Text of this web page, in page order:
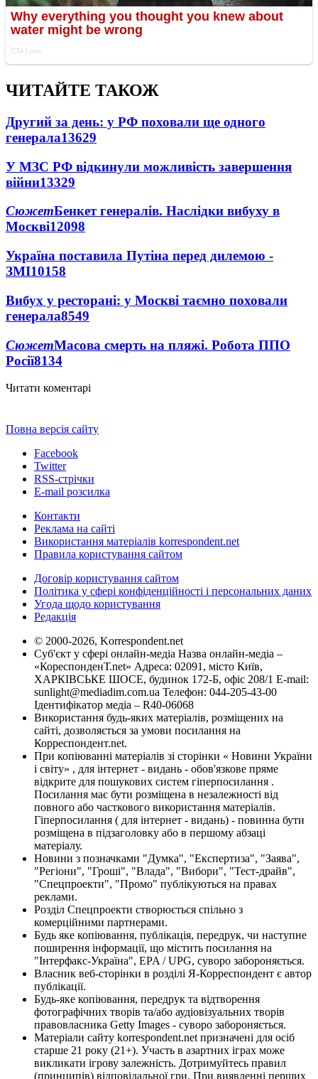
ЧИТАЙТЕ ТАКОЖ
Другий за день: у РФ поховали ще одного
генерала13629
У МЗС РФ відкинули можливість завершення
війни13329
СюжетБенкет генералів. Наслідки вибуху в
Москві12098
Україна поставила Путіна перед дилемою -
ЗМІ10158
Вибух у ресторані: у Москві таємно поховали
генерала8549
СюжетМасова смерть на пляжі. Робота ППО
Росії8134
Читати коментарі
Повна версія сайту
Facebook
Twitter
RSS-стрічки
E-mail розсилка
Контакти
Реклама на сайті
Використання матеріалів korrespondent.net
Правила користування сайтом
Договір користування сайтом
Політика у сфері конфіденційності і персональних даних
Угода щодо користування
Редакція
© 2000-2026, Korrespondent.net
Суб'єкт у сфері онлайн-медіа Назва онлайн-медіа –
«КореспонденТ.net» Адреса: 02091, місто Київ,
ХАРКІВСЬКЕ ШОСЕ, будинок 172-Б, офіс 208/1 E-mail:
sunlight@mediadim.com.ua Телефон: 044-205-43-00
Ідентифікатор медіа – R40-06068
Використання будь-яких матеріалів, розміщених на
сайті, дозволяється за умови посилання на
Корреспондент.net.
При копіюванні матеріалів зі сторінки « Новини України
і світу» , для інтернет - видань - обов'язкове пряме
відкрите для пошукових систем гіперпосилання .
Посилання має бути розміщена в незалежності від
повного або часткового використання матеріалів.
Гіперпосилання ( для інтернет - видань) - повинна бути
розміщена в підзаголовку або в першому абзаці
матеріалу.
Новини з позначками "Думка", "Експертиза", "Заява",
"Регіони", "Гроші", "Влада", "Вибори", "Тест-драйв",
"Спецпроекти", "Промо" публікуються на правах
реклами.
Розділ Спецпроекти створюється спільно з
комерційними партнерами.
Будь яке копіювання, публікація, передрук, чи наступне
поширення інформації, що містить посилання на
"Інтерфакс-Україна", EPA / UPG, суворо забороняється.
Власник веб-сторінки в розділі Я-Корреспондент є автор
публікації.
Будь-яке копіювання, передрук та відтворення
фотографічних творів та/або аудіовізуальних творів
правовласника Getty Images - суворо забороняється.
Матеріали сайту korrespondent.net призначені для осіб
старше 21 року (21+). Участь в азартних іграх може
викликати ігрову залежність. Дотримуйтесь правил
(принципів) відповідальної гри. При виявленні перших